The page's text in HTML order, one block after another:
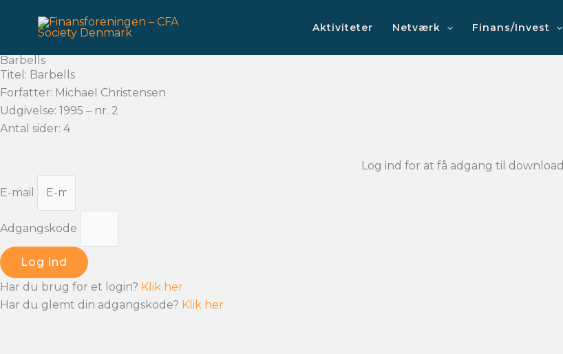
Aktiviteter Netværk Finans/Invest
Barbells
Titel: Barbells
Forfatter: Michael Christensen
Udgivelse: 1995 – nr. 2
Antal sider: 4
Log ind for at få adgang til download
E-mail
Adgangskode
Log ind
Har du brug for et login? Klik her
Har du glemt din adgangskode? Klik her